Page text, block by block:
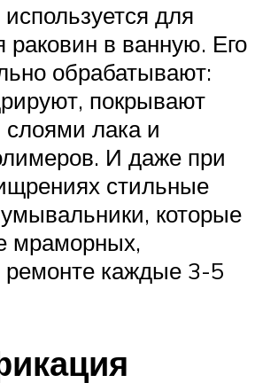
для
раковин в ванную. Его
обрабатывают:
покрывают
слоями лака и
И даже при
стильные
которые
мраморных,
ремонте каждые 3-5